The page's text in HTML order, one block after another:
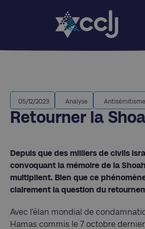
05/12/2023 Analyse Antisémitisme
Retourner la
Depuis que des milliers de civils
convoquant la mémoire de la
multiplient. Bien que ce
clairement la question du
Avec l’élan mondial de
Hamas commis le 7 octobre